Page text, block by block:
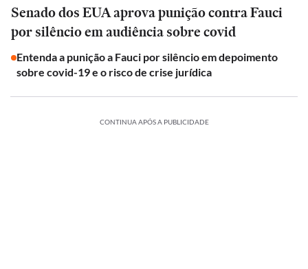
Senado dos EUA aprova punição contra Fauci
por silêncio em audiência sobre covid
Entenda a punição a Fauci por silêncio em depoimento
sobre covid-19 e o risco de crise jurídica
CONTINUA APÓS A PUBLICIDADE